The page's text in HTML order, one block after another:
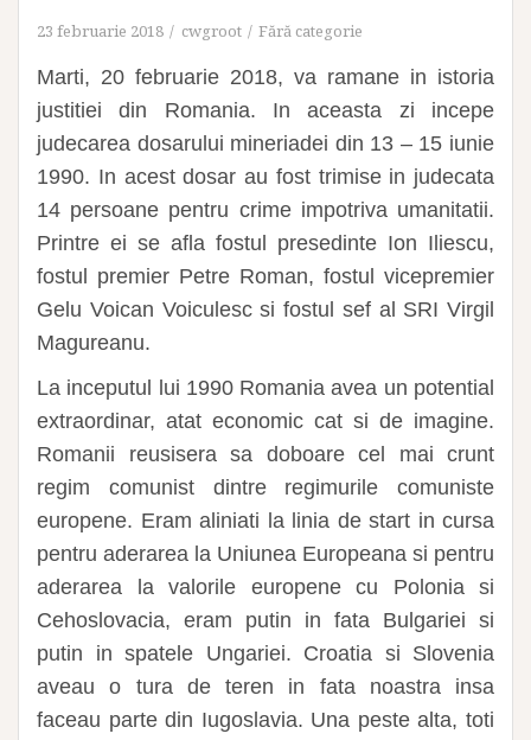
23 februarie 2018 cwgroot Fără categorie
Marti, 20 februarie 2018, va ramane in istoria
justitiei din Romania. In aceasta zi incepe
judecarea dosarului mineriadei din 13 – 15 iunie
1990. In acest dosar au fost trimise in judecata
14 persoane pentru crime impotriva umanitatii.
Printre ei se afla fostul presedinte Ion Iliescu,
fostul premier Petre Roman, fostul vicepremier
Gelu Voican Voiculesc si fostul sef al SRI Virgil
Magureanu.
La inceputul lui 1990 Romania avea un potential
extraordinar, atat economic cat si de imagine.
Romanii reusisera sa doboare cel mai crunt
regim comunist dintre regimurile comuniste
europene. Eram aliniati la linia de start in cursa
pentru aderarea la Uniunea Europeana si pentru
aderarea la valorile europene cu Polonia si
Cehoslovacia, eram putin in fata Bulgariei si
putin in spatele Ungariei. Croatia si Slovenia
aveau o tura de teren in fata noastra insa
faceau parte din Iugoslavia. Una peste alta, toti